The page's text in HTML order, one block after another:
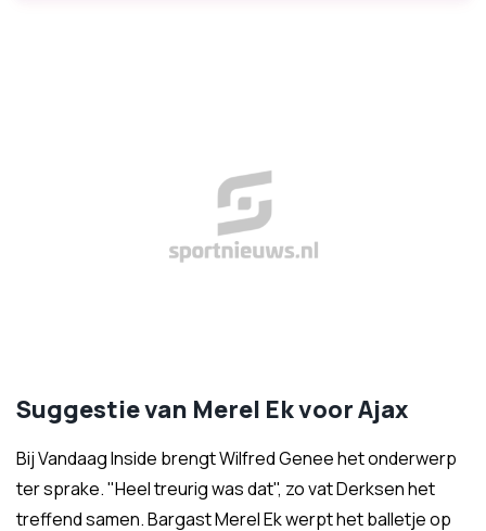
Suggestie van Merel Ek voor Ajax
Bij Vandaag Inside brengt Wilfred Genee het onderwerp
ter sprake. "Heel treurig was dat", zo vat Derksen het
treffend samen. Bargast Merel Ek werpt het balletje op